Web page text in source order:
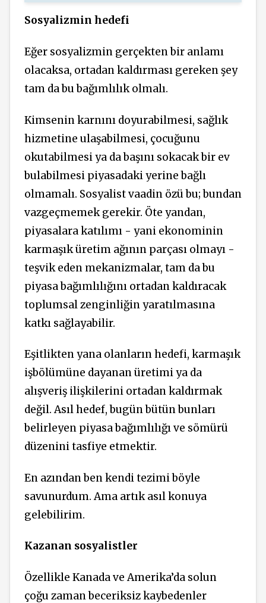
Sosyalizmin hedefi
Eğer sosyalizmin gerçekten bir anlamı
olacaksa, ortadan kaldırması gereken şey
tam da bu bağımlılık olmalı.
Kimsenin karnını doyurabilmesi, sağlık
hizmetine ulaşabilmesi, çocuğunu
okutabilmesi ya da başını sokacak bir ev
bulabilmesi piyasadaki yerine bağlı
olmamalı. Sosyalist vaadin özü bu; bundan
vazgeçmemek gerekir. Öte yandan,
piyasalara katılımı - yani ekonominin
karmaşık üretim ağının parçası olmayı -
teşvik eden mekanizmalar, tam da bu
piyasa bağımlılığını ortadan kaldıracak
toplumsal zenginliğin yaratılmasına
katkı sağlayabilir.
Eşitlikten yana olanların hedefi, karmaşık
işbölümüne dayanan üretimi ya da
alışveriş ilişkilerini ortadan kaldırmak
değil. Asıl hedef, bugün bütün bunları
belirleyen piyasa bağımlılığı ve sömürü
düzenini tasfiye etmektir.
En azından ben kendi tezimi böyle
savunurdum. Ama artık asıl konuya
gelebilirim.
Kazanan sosyalistler
Özellikle Kanada ve Amerika’da solun
çoğu zaman beceriksiz kaybedenler